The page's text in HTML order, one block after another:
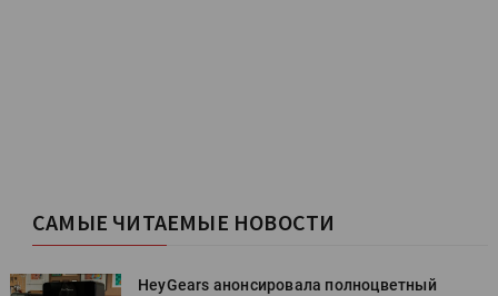
САМЫЕ ЧИТАЕМЫЕ НОВОСТИ
HeyGears анонсировала полноцветный